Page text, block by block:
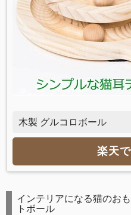
木製 グルコロボール
楽天
インテリアになる猫のお
トボール